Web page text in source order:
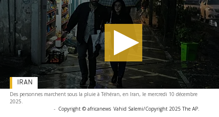
Des personnes marchent sous la pluie à Téhéran, en Iran, le mercredi 10 décembre
2025.
- Copyright © africanews Vahid Salemi/Copyright 2025 The AP.
IRAN